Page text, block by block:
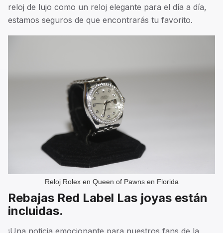
reloj de lujo como un reloj elegante para el día a día,
estamos seguros de que encontrarás tu favorito.
Reloj Rolex en Queen of Pawns en Florida
Rebajas Red Label Las joyas están
incluidas.
¡Una noticia emocionante para nuestros fans de la